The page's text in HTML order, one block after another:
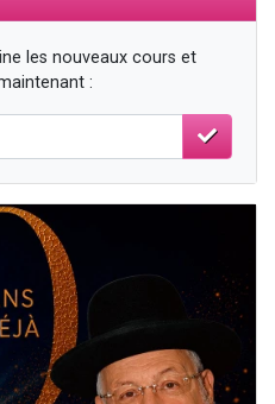
les nouveaux cours et
: